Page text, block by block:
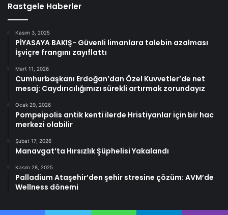
Rastgele Haberler
Kasım 3, 2025
PİYASAYA BAKIŞ- Güvenli limanlara talebin azalması
İşviçre frangını zayıflattı
Mart 11, 2026
Cumhurbaşkanı Erdoğan’dan Özel Kuvvetler’de net
mesaj: Caydırıcılığımızı sürekli artırmak zorundayız
Ocak 29, 2026
Pompeipolis antik kenti ilerde Hristiyanlar için bir hac
merkezi olabilir
Şubat 17, 2026
Manavgat’ta Hırsızlık Şüphelisi Yakalandı
Kasım 28, 2025
Palladium Ataşehir’den şehir stresine çözüm: AVM’de
Wellness dönemi